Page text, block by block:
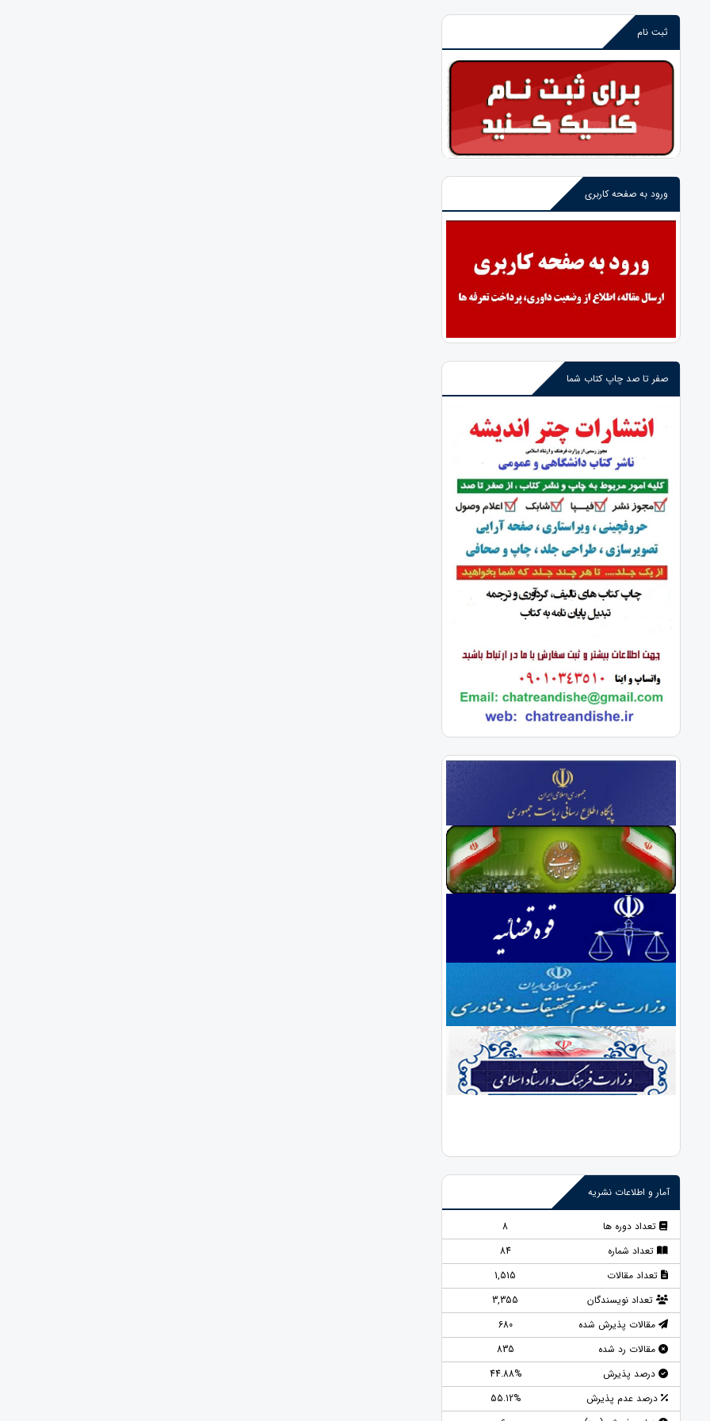
ثبت نام
ورود به صفحه کاربری
صفر تا صد چاپ کتاب شما
آمار و اطلاعات نشریه
تعداد دوره ها
8
تعداد شماره
84
تعداد مقالات
1,515
تعداد نویسندگان
3,355
مقالات پذیرش شده
680
مقالات رد شده
835
درصد پذیرش
44.88%
درصد عدم پذیرش
55.12%